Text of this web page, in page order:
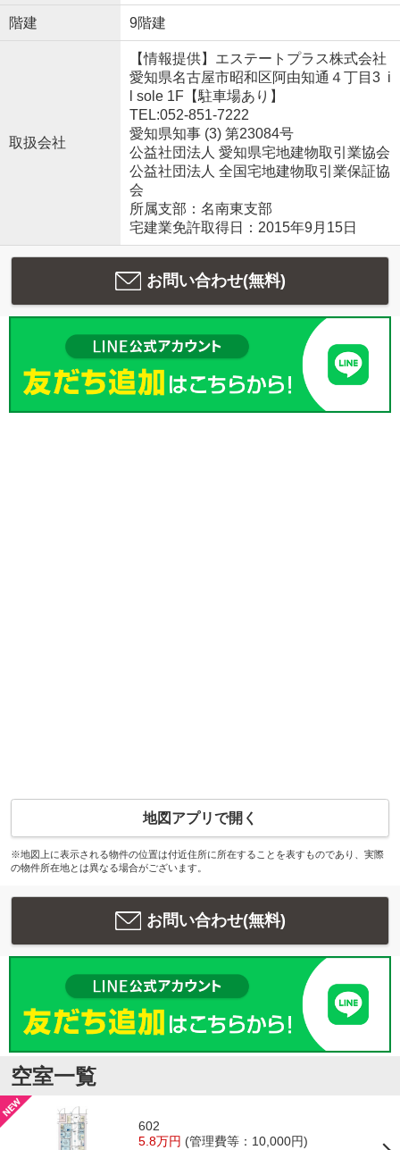
階建 9階建
取扱会社
【情報提供】エステートプラス株式会社
愛知県名古屋市昭和区阿由知通４丁目3 i
l sole 1F【駐車場あり】
TEL:052-851-7222
愛知県知事 (3) 第23084号
公益社団法人 愛知県宅地建物取引業協会
公益社団法人 全国宅地建物取引業保証協
会
所属支部：名南東支部
宅建業免許取得日：2015年9月15日
お問い合わせ(無料)
地図アプリで開く
※地図上に表示される物件の位置は付近住所に所在することを表すものであり、実際
の物件所在地とは異なる場合がございます。
お問い合わせ(無料)
空室一覧
602
5.8万円 (管理費等：10,000円)